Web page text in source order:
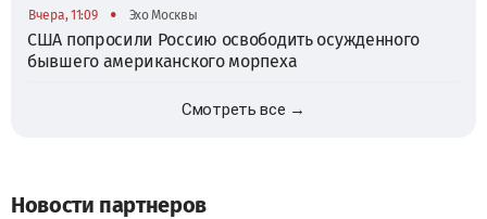
Вчера, 11:09 • Эхо Москвы
США попросили Россию освободить осужденного
бывшего американского морпеха
Смотреть все →
Новости партнеров